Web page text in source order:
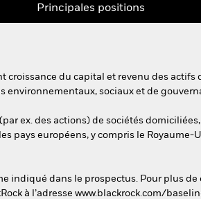
Principales positions
croissance du capital et revenu des actifs
sociaux et de
ex. des actions) de sociétés
pays européens, y compris le Royaume-
indiqué dans le prospectus. Pour plus
à l’adresse www.blackrock.com/